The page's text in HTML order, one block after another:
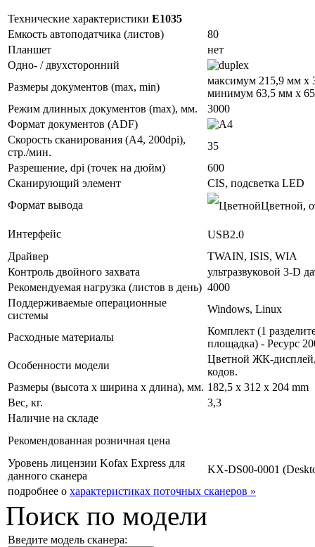
Технические характеристики E1035
Емкость автоподатчика (листов)
80
Планшет
нет
Одно- / двухсторонний
Размеры документов (max, min)
максимум 215,9 мм x
минимум 63,5 мм x
Режим длинных документов (max), мм.
3000
Формат документов (ADF)
Скорость сканирования (А4, 200dpi),
стр./мин.
35
Разрешение, dpi (точек на дюйм)
600
Сканирующий элемент
CIS, подсветка LED
Формат вывода
Цветной,
Интерфейс
USB2.0
Драйвер
TWAIN, ISIS, WIA
Контроль двойного захвата
ультразвуковой 3-D
Рекомендуемая нагрузка (листов в день) 4000
Поддерживаемые операционные
системы
Windows, Linux
Расходные материалы
Комплект (1
площадка) - Ресурс
Особенности модели
Цветной ЖК-
кодов.
Размеры (высота х ширина х длина), мм. 182,5 x 312 x 204 mm
Вес, кг.
3,3
Наличие на складе
Рекомендованная розничная цена
Уровень лицензии Kofax Express для
данного сканера
KX-DS00-0001
подробнее о характеристиках поточных сканеров »
Поиск по модели
Введите модель сканера: